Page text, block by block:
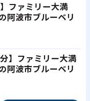
ファミリー大満
阿波市ブルーベリ
】ファミリー大満
阿波市ブルーベリ